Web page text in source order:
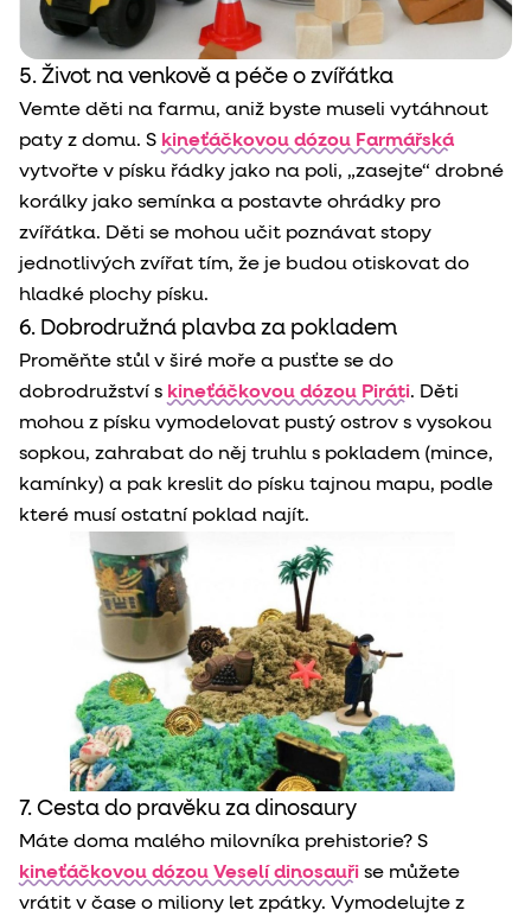
5. Život na venkově a péče o zvířátka
Vemte děti na farmu, aniž byste museli vytáhnout
paty z domu. S kineťáčkovou dózou Farmářská
vytvořte v písku řádky jako na poli, „zasejte“ drobné
korálky jako semínka a postavte ohrádky pro
zvířátka. Děti se mohou učit poznávat stopy
jednotlivých zvířat tím, že je budou otiskovat do
hladké plochy písku.
6. Dobrodružná plavba za pokladem
Proměňte stůl v širé moře a pusťte se do
dobrodružství s kineťáčkovou dózou Piráti. Děti
mohou z písku vymodelovat pustý ostrov s vysokou
sopkou, zahrabat do něj truhlu s pokladem (mince,
kamínky) a pak kreslit do písku tajnou mapu, podle
které musí ostatní poklad najít.
7. Cesta do pravěku za dinosaury
Máte doma malého milovníka prehistorie? S
kineťáčkovou dózou Veselí dinosauři se můžete
vrátit v čase o miliony let zpátky. Vymodelujte z